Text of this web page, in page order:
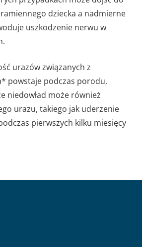
dziecka a nadmierne
uszkodzenie nerwu w
urazów związanych z
powstaje podczas porodu,
niedowład może również
urazu, takiego jak uderzenie
pierwszych kilku miesięcy